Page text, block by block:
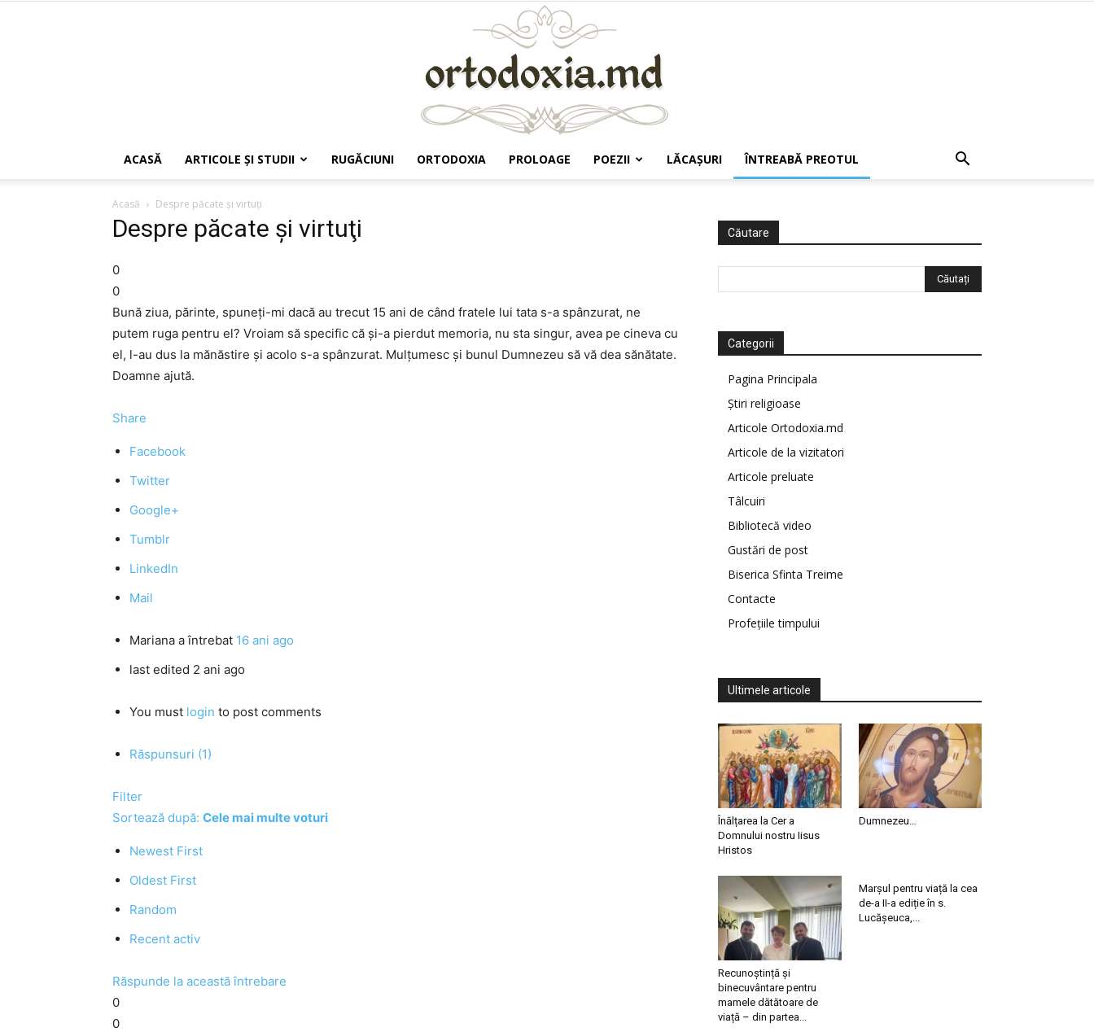
ACASĂ ARTICOLE ŞI STUDII RUGĂCIUNI ORTODOXIA PROLOAGE POEZII LĂCAŞURI ÎNTREABĂ PREOTUL
Acasă Despre păcate şi virtuţi
Despre păcate şi virtuţi
0
0
Bună ziua, părinte, spuneţi-mi dacă au trecut 15 ani de când fratele lui tata s-a spânzurat, ne
putem ruga pentru el? Vroiam să specific că şi-a pierdut memoria, nu sta singur, avea pe cineva cu
el, l-au dus la mănăstire şi acolo s-a spânzurat. Mulţumesc şi bunul Dumnezeu să vă dea sănătate.
Doamne ajută.
Share
Facebook
Twitter
Google+
Tumblr
LinkedIn
Mail
Mariana a întrebat 16 ani ago
last edited 2 ani ago
You must login to post comments
Răspunsuri (1)
Filter
Sortează după: Cele mai multe voturi
Newest First
Oldest First
Random
Recent activ
Răspunde la această întrebare
0
0
Căutare
Categorii
Pagina Principala
Știri religioase
Articole Ortodoxia.md
Articole de la vizitatori
Articole preluate
Tâlcuiri
Bibliotecă video
Gustări de post
Biserica Sfinta Treime
Contacte
Profețiile timpului
Ultimele articole
Înălțarea la Cer a
Domnului nostru Iisus
Hristos
Dumnezeu…
Recunoștință și
binecuvântare pentru
mamele dătătoare de
viață – din partea...
Marșul pentru viață la cea
de-a II-a ediție în s.
Lucășeuca,...